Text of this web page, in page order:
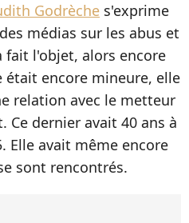
Godrèche s'exprime
médias sur les abus et
fait l'objet, alors encore
était encore mineure, elle
relation avec le metteur
Ce dernier avait 40 ans à
Elle avait même encore
sont rencontrés.